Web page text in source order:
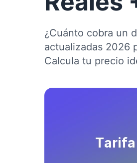
¿Cuánto cobra un
actualizadas 2026
Calcula tu precio